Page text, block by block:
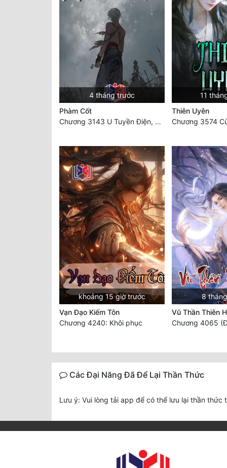
4 tháng trước
Phàm Cốt
Chương 3143 U Tuyền Điện, U Minh dị tượng bách quỷ dạ hành
11
Thiên Uyên
khoảng 15 giờ trước
Vạn Đạo Kiếm Tôn
Chương 4240: Khôi phục
8
Vũ Thần Thiên
Chương 4065
Các Đại Năng Đã Để Lại Thần Thức
Lưu ý: Vui lòng tải app để có thể lưu lại thần thức